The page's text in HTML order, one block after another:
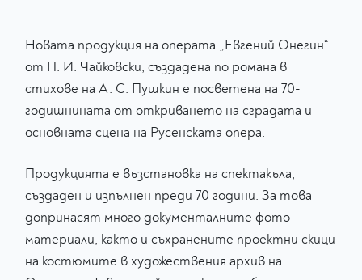
Новата продукция на операта „Евгений Онегин“
от П. И. Чайковски, създадена по романа в
стихове на А. С. Пушкин е посветена на 70-
годишнината от откриването на сградата и
основната сцена на Русенската опера.
Продукцията е възстановка на спектакъла,
създаден и изпълнен преди 70 години. За това
допринасят много документалните фото-
материали, както и съхранените проектни скици
на костюмите в художествения архив на